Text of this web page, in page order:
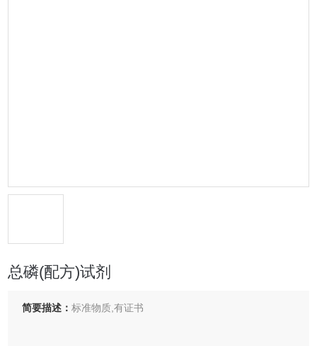
总磷(配方)试剂
简要描述：标准物质,有证书